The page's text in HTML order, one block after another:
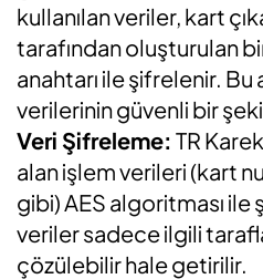
kullanılan veriler, kart
tarafından oluşturulan
anahtarı ile şifrelenir. Bu
verilerinin güvenli bir
Veri Şifreleme: TR
alan işlem verileri (kart
gibi) AES algoritması
veriler sadece ilgili
çözülebilir hale getirilir.